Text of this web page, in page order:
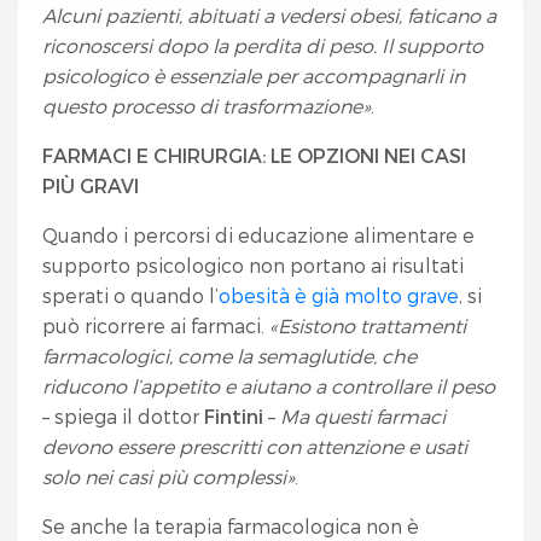
Alcuni pazienti, abituati a vedersi obesi, faticano a
riconoscersi dopo la perdita di peso. Il supporto
psicologico è essenziale per accompagnarli in
questo processo di trasformazione».
FARMACI E CHIRURGIA: LE OPZIONI NEI CASI
PIÙ GRAVI
Quando i percorsi di educazione alimentare e
supporto psicologico non portano ai risultati
sperati o quando l’obesità è già molto grave, si
può ricorrere ai farmaci. «Esistono trattamenti
farmacologici, come la semaglutide, che
riducono l’appetito e aiutano a controllare il peso
– spiega il dottor Fintini – Ma questi farmaci
devono essere prescritti con attenzione e usati
solo nei casi più complessi».
Se anche la terapia farmacologica non è